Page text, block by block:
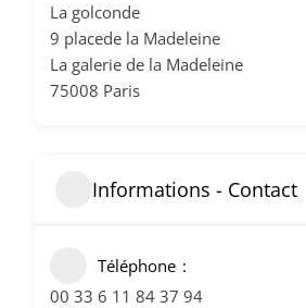
La golconde
9 placede la Madeleine
La galerie de la Madeleine
75008 Paris
Informations - Contact
Téléphone
00 33 6 11 84 37 94